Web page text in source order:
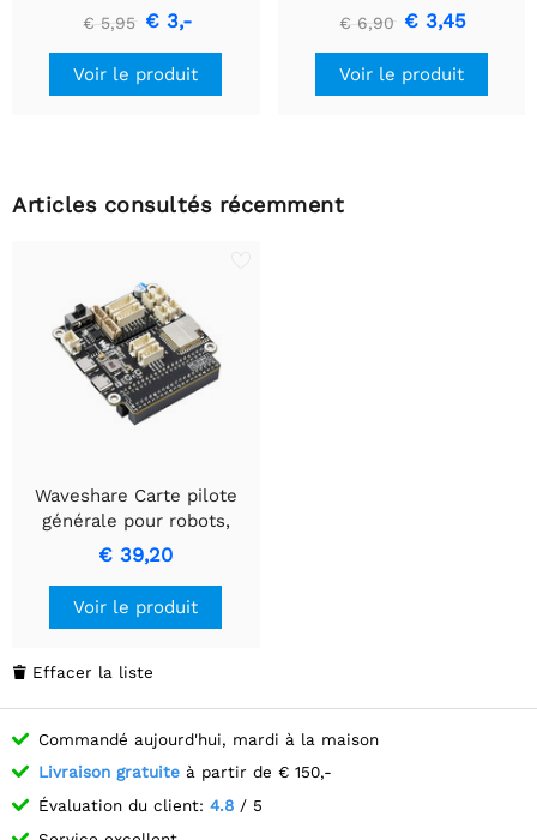
€ 5,95 € 3,-
Voir le produit
Module de communication
USB vers TTL (UART)
€ 6,90 € 3,45
Voir le produit
Articles consultés récemment
Waveshare Carte pilote
générale pour robots,
basée sur ESP32,
multifonctionnelle, prend
en charge les
communications WIFI,
€ 39,20
Voir le produit
 Effacer la liste
Commandé aujourd'hui, mardi à la maison
Livraison gratuite à partir de € 150,-
Évaluation du client: 4.8 / 5